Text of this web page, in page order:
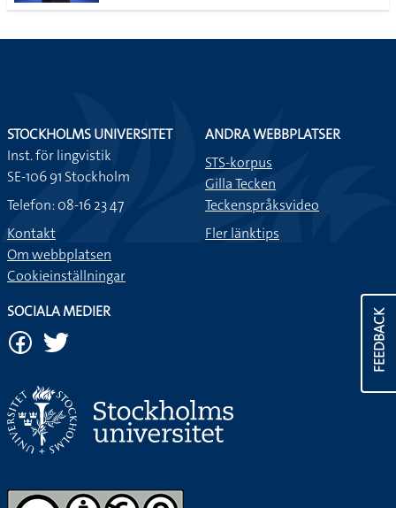
FEEDBACK
STOCKHOLMS UNIVERSITET
Inst. för lingvistik
SE-106 91 Stockholm
Telefon: 08-16 23 47
Kontakt
Om webbplatsen
Cookieinställningar
ANDRA WEBBPLATSER
STS-korpus
Gilla Tecken
Teckenspråksvideo
Fler länktips
SOCIALA MEDIER